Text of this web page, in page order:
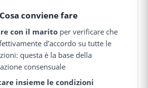
Cosa conviene fare
con il marito per verificare che
d'accordo su tutte le
questa è la base della
consensuale
insieme le condizioni